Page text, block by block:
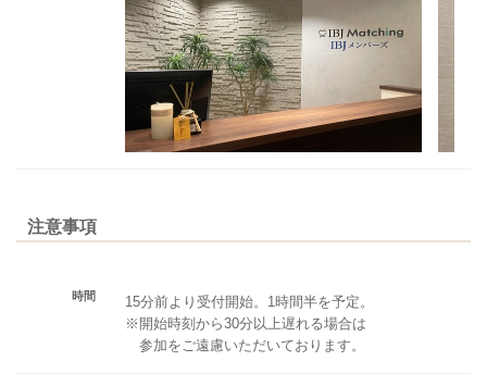
注意事項
時間
15分前より受付開始。1時間半を予定。
※開始時刻から30分以上遅れる場合は
参加をご遠慮いただいております。